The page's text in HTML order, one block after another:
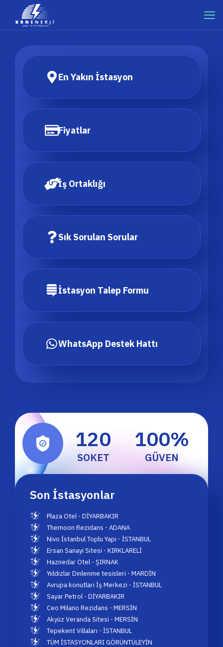
En Yakın İstasyon
Fiyatlar
İş Ortaklığı
Sık Sorulan Sorular
İstasyon Talep Formu
WhatsApp Destek Hattı
SOKET
120
GÜVEN
100%
Son İstasyonlar
Plaza Otel - DİYARBAKIR
Themoon Rezidans - ADANA
Nivo İstanbul Toplu Yapı - İSTANBUL
Ersan Sanayi Sitesi - KIRKLARELİ
Haznedar Otel - ŞIRNAK
Yııldızlar Dinlenme tesisleri - MARDİN
Avrupa konutları İş Merkezi - İSTANBUL
Sayar Petrol - DİYARBAKIR
Ceo Milano Rezidans - MERSİN
Akyüz Veranda Sitesi - MERSİN
Tepekent Villaları - İSTANBUL
TÜM İSTASYONLARI GÖRÜNTÜLEYİN